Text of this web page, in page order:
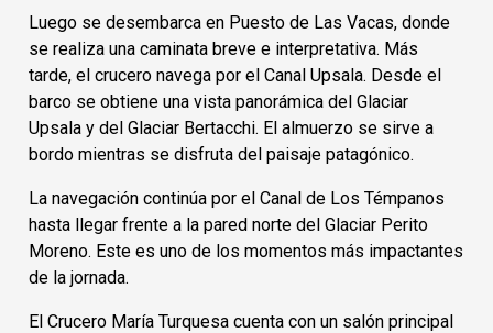
Luego se desembarca en Puesto de Las Vacas, donde
se realiza una caminata breve e interpretativa. Más
tarde, el crucero navega por el Canal Upsala. Desde el
barco se obtiene una vista panorámica del Glaciar
Upsala y del Glaciar Bertacchi. El almuerzo se sirve a
bordo mientras se disfruta del paisaje patagónico.
La navegación continúa por el Canal de Los Témpanos
hasta llegar frente a la pared norte del Glaciar Perito
Moreno. Este es uno de los momentos más impactantes
de la jornada.
El Crucero María Turquesa cuenta con un salón principal